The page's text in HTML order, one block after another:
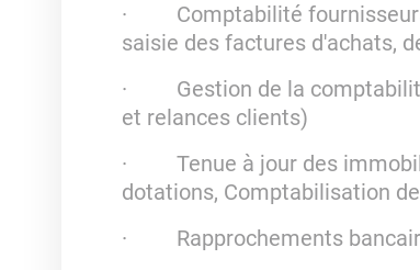
· Comptabilité fournisseurs
saisie des factures d'achats,
· Gestion de la
et relances clients)
· Tenue à jour des
dotations, Comptabilisation
· Rapprochements